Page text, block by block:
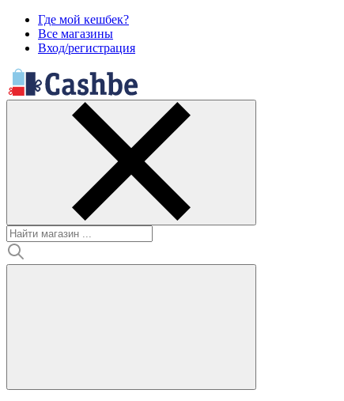
Где мой кешбек?
Все магазины
Вход/регистрация